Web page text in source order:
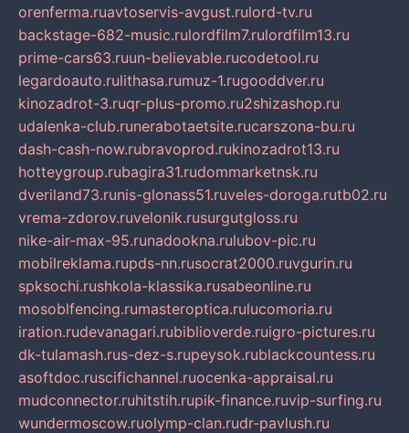
orenferma.ruavtoservis-avgust.rulord-tv.ru
backstage-682-music.rulordfilm7.rulordfilm13.ru
prime-cars63.ruun-believable.rucodetool.ru
legardoauto.rulithasa.rumuz-1.rugooddver.ru
kinozadrot-3.ruqr-plus-promo.ru2shizashop.ru
udalenka-club.runerabotaetsite.rucarszona-bu.ru
dash-cash-now.rubravoprod.rukinozadrot13.ru
hotteygroup.rubagira31.rudommarketnsk.ru
dveriland73.runis-glonass51.ruveles-doroga.rutb02.ru
vrema-zdorov.ruvelonik.rusurgutgloss.ru
nike-air-max-95.runadookna.rulubov-pic.ru
mobilreklama.rupds-nn.rusocrat2000.ruvgurin.ru
spksochi.rushkola-klassika.rusabeonline.ru
mosoblfencing.rumasteroptica.rulucomoria.ru
iration.rudevanagari.rubiblioverde.ruigro-pictures.ru
dk-tulamash.rus-dez-s.rupeysok.rublackcountess.ru
asoftdoc.ruscifichannel.ruocenka-appraisal.ru
mudconnector.ruhitstih.rupik-finance.ruvip-surfing.ru
wundermoscow.ruolymp-clan.rudr-pavlush.ru